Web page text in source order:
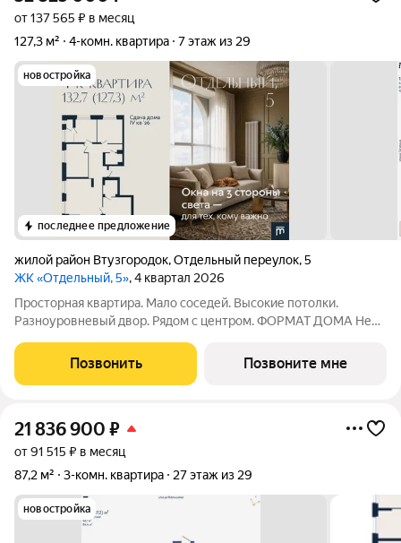
от 137 565 ₽ в месяц
127,3 м²
4-комн. квартира 7 этаж из 29
новостройка
последнее предложение
жилой район Втузгородок,Отдельный переулок,5
ЖК «Отдельный, 5», 4 квартал 2026
Просторная квартира. Мало соседей. Высокие потолки.
Разноуровневый двор. Рядом с центром. ФОРМАТ ДОМА Не
отсутствие студий Лобби с рецепцией безопасность и
удобство встречи гостей КВАРТИРЫ
Позвонить Позвоните мне
21 836 900 ₽
от 91 515 ₽ в месяц
87,2 м²
3-комн. квартира 27 этаж из 29
новостройка